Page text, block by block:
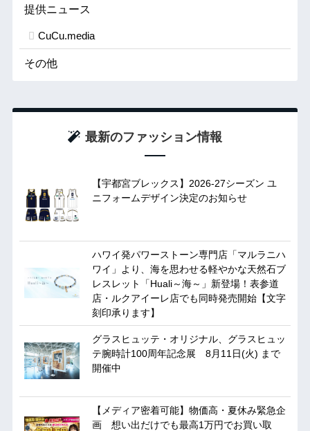
提供ニュース
CuCu.media
その他
最新のファッション情報
【宇都宮ブレックス】2026-27シーズン ユ
ニフォームデザイン決定のお知らせ
ハワイ発パワーストーン専門店「マルラニハ
ワイ」より、海を思わせる軽やかな天然石ブ
レスレット「Huali～海～」新登場！表参道
店・ルクアイーレ店でも同時発売開始【文字
刻印承ります】
グラスヒュッテ・オリジナル、グラスヒュッ
テ腕時計100周年記念展 8月11日(火) まで
開催中
【メディア密着可能】物価高・夏休み緊急企
画 想い出だけでも最高1万円でお買い取